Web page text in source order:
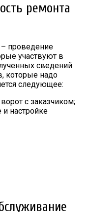
ремонта
– проведение
участвуют в
сведений
которые надо
следующее:
с заказчиком;
настройке